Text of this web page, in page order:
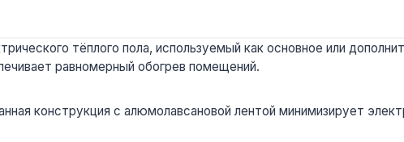
тёплого пола, используемый как основное или
равномерный обогрев помещений.
конструкция с алюмолавсановой лентой минимизирует